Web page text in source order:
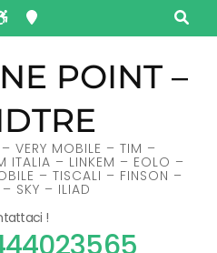
POINT –
VERY MOBILE – TIM –
ITALIA – LINKEM – EOLO –
– TISCALI – FINSON –
– SKY – ILIAD
!